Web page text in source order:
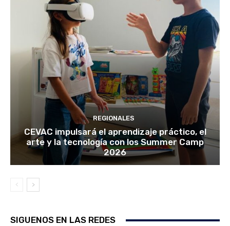
REGIONALES
CEVAC impulsará el aprendizaje práctico, el
arte y la tecnología con los Summer Camp
2026
SIGUENOS EN LAS REDES